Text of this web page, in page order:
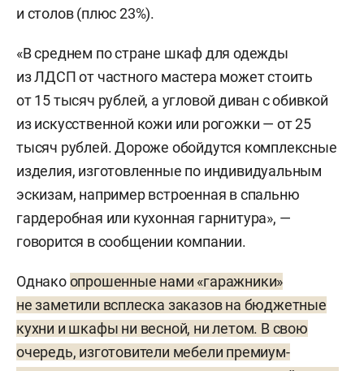
и столов (плюс 23%).
«В среднем по стране шкаф для одежды
из ЛДСП от частного мастера может стоить
от 15 тысяч рублей, а угловой диван с обивкой
из искусственной кожи или рогожки — от 25
тысяч рублей. Дороже обойдутся комплексные
изделия, изготовленные по индивидуальным
эскизам, например встроенная в спальню
гардеробная или кухонная гарнитура», —
говорится в сообщении компании.
Однакоопрошенные нами «гаражники»
не заметили всплеска заказов на бюджетные
кухни и шкафы ни весной, ни летом. В свою
очередь, изготовители мебели премиум-